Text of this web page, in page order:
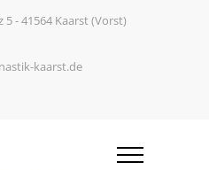
5 - 41564 Kaarst (Vorst)
kaarst.de